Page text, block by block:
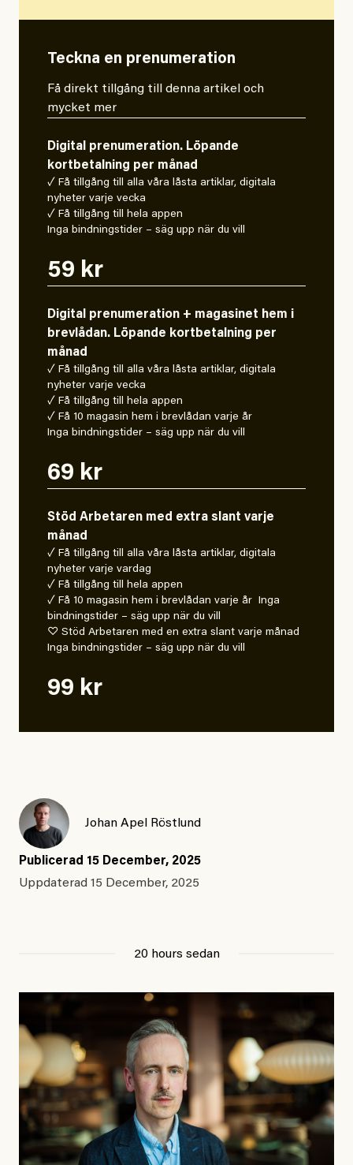
Teckna en prenumeration
Få direkt tillgång till denna artikel och
mycket mer
Digital prenumeration. Löpande
kortbetalning per månad
✓ Få tillgång till alla våra låsta artiklar, digitala
nyheter varje vecka
✓ Få tillgång till hela appen
Inga bindningstider – säg upp när du vill
59 kr
Digital prenumeration + magasinet hem i
brevlådan. Löpande kortbetalning per
månad
✓ Få tillgång till alla våra låsta artiklar, digitala
nyheter varje vecka
✓ Få tillgång till hela appen
✓ Få 10 magasin hem i brevlådan varje år
Inga bindningstider – säg upp när du vill
69 kr
Stöd Arbetaren med extra slant varje
månad
✓ Få tillgång till alla våra låsta artiklar, digitala
nyheter varje vardag
✓ Få tillgång till hela appen
✓ Få 10 magasin hem i brevlådan varje år Inga
bindningstider – säg upp när du vill
♡ Stöd Arbetaren med en extra slant varje månad
Inga bindningstider – säg upp när du vill
99 kr
Johan Apel Röstlund
Publicerad 15 December, 2025
Uppdaterad 15 December, 2025
20 hours sedan